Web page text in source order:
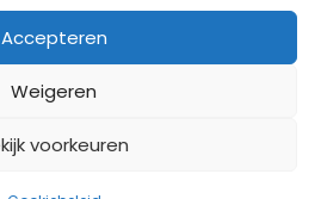
Accepteren
Weigeren
voorkeuren